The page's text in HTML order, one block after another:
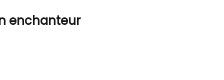
enchanteur